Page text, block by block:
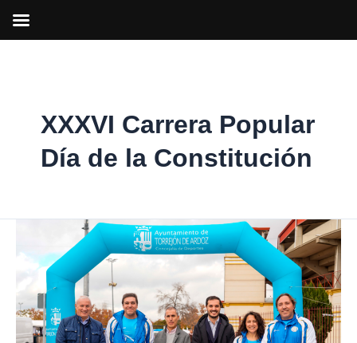
XXXVI Carrera Popular
Día de la Constitución
el
plazo
de
inscripción